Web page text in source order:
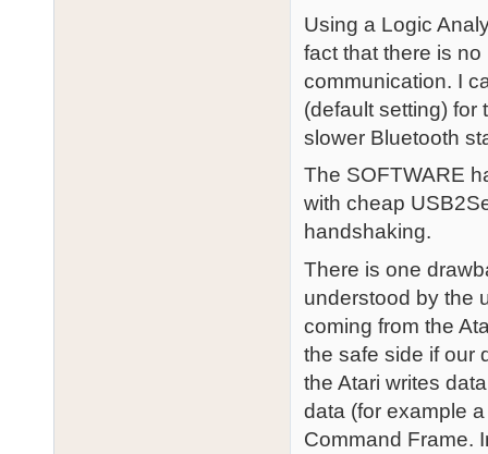
Using a Logic
fact that there is
communication. I
(default setting) for
slower Bluetooth
The SOFTWARE
with cheap
handshaking.
There is one
understood by the
coming from the
the safe side if our
the Atari writes
data (for example
Command Frame.